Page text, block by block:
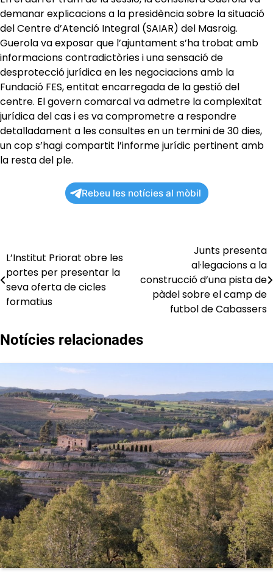
demanar explicacions a la presidència sobre la situació
del Centre d’Atenció Integral (SAIAR) del Masroig.
Guerola va exposar que l’ajuntament s’ha trobat amb
informacions contradictòries i una sensació de
desprotecció jurídica en les negociacions amb la
Fundació FES, entitat encarregada de la gestió del
centre. El govern comarcal va admetre la complexitat
jurídica del cas i es va comprometre a respondre
detalladament a les consultes en un termini de 30 dies,
un cop s’hagi compartit l’informe jurídic pertinent amb
la resta del ple.
Rebeu les notícies al mòbil
Navegació
d'entrades
L’Institut Priorat obre les
portes per presentar la
seva oferta de cicles
formatius
Junts presenta
al·legacions a la
construcció d’una pista de
pàdel sobre el camp de
futbol de Cabassers
Notícies relacionades